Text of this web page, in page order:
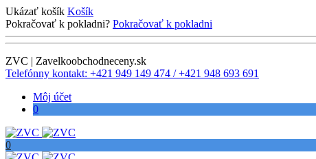
Ukázať košík Košík
Pokračovať k pokladni? Pokračovať k pokladni
ZVC | Zavelkoobchodneceny.sk
Telefónny kontakt: +421 949 149 474 / +421 948 693 691
Môj účet
0
0